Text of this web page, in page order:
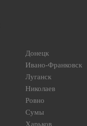
Донецк
Ивано-Франковск
Луганск
Николаев
Ровно
Сумы
Харьков